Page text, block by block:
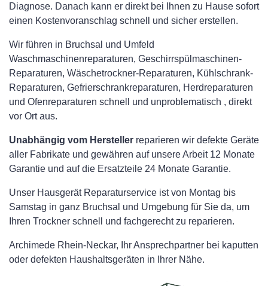
Diagnose. Danach kann er direkt bei Ihnen zu Hause sofort
einen Kostenvoranschlag schnell und sicher erstellen.
Wir führen in Bruchsal und Umfeld
Waschmaschinenreparaturen, Geschirrspülmaschinen-
Reparaturen, Wäschetrockner-Reparaturen, Kühlschrank-
Reparaturen, Gefrierschrankreparaturen, Herdreparaturen
und Ofenreparaturen schnell und unproblematisch , direkt
vor Ort aus.
Unabhängig vom Hersteller reparieren wir defekte Geräte
aller Fabrikate und gewähren auf unsere Arbeit 12 Monate
Garantie und auf die Ersatzteile 24 Monate Garantie.
Unser Hausgerät Reparaturservice ist von Montag bis
Samstag in ganz Bruchsal und Umgebung für Sie da, um
Ihren Trockner schnell und fachgerecht zu reparieren.
Archimede Rhein-Neckar, Ihr Ansprechpartner bei kaputten
oder defekten Haushaltsgeräten in Ihrer Nähe.